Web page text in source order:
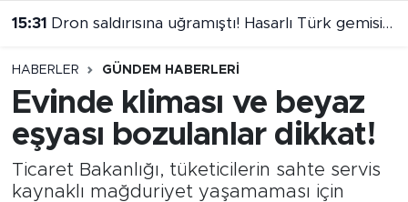
15:31 Dron saldırısına uğramıştı! Hasarlı Türk gemisi Samsun'a getirildi
HABERLER GÜNDEM HABERLERI
Evinde kliması ve beyaz
eşyası bozulanlar dikkat!
Ticaret Bakanlığı, tüketicilerin sahte servis
kaynaklı mağduriyet yaşamaması için
Samsun Namaz Vakitleri
Süper Lig Puan Durumu ve Fikstür
Tüm Manşetler